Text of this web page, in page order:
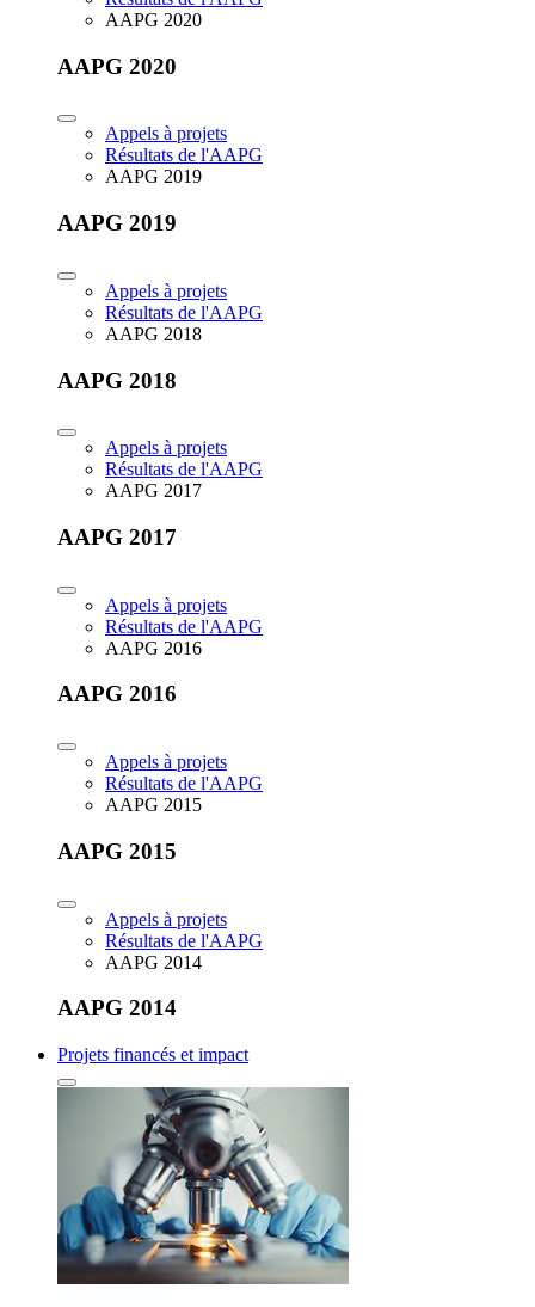
AAPG 2020
AAPG 2020
Appels à projets
Résultats de l'AAPG
AAPG 2019
AAPG 2019
Appels à projets
Résultats de l'AAPG
AAPG 2018
AAPG 2018
Appels à projets
Résultats de l'AAPG
AAPG 2017
AAPG 2017
Appels à projets
Résultats de l'AAPG
AAPG 2016
AAPG 2016
Appels à projets
Résultats de l'AAPG
AAPG 2015
AAPG 2015
Appels à projets
Résultats de l'AAPG
AAPG 2014
AAPG 2014
Projets financés et impact